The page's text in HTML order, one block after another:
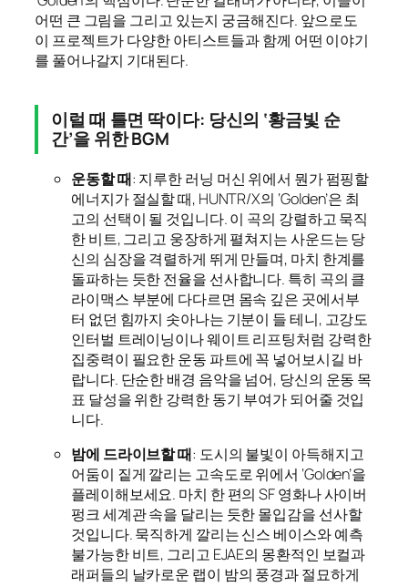
어떤 큰 그림을 그리고 있는지 궁금해진다. 앞으로도
이 프로젝트가 다양한 아티스트들과 함께 어떤 이야기
를 풀어나갈지 기대된다.
이럴 때 틀면 딱이다: 당신의 ‘황금빛 순
간’을 위한 BGM
운동할 때: 지루한 러닝 머신 위에서 뭔가 펌핑할
에너지가 절실할 때, HUNTR/X의 ‘Golden’은 최
고의 선택이 될 것입니다. 이 곡의 강렬하고 묵직
한 비트, 그리고 웅장하게 펼쳐지는 사운드는 당
신의 심장을 격렬하게 뛰게 만들며, 마치 한계를
돌파하는 듯한 전율을 선사합니다. 특히 곡의 클
라이맥스 부분에 다다르면 몸속 깊은 곳에서부
터 없던 힘까지 솟아나는 기분이 들 테니, 고강도
인터벌 트레이닝이나 웨이트 리프팅처럼 강력한
집중력이 필요한 운동 파트에 꼭 넣어보시길 바
랍니다. 단순한 배경 음악을 넘어, 당신의 운동 목
표 달성을 위한 강력한 동기 부여가 되어줄 것입
니다.
밤에 드라이브할 때: 도시의 불빛이 아득해지고
어둠이 짙게 깔리는 고속도로 위에서 ‘Golden’을
플레이해보세요. 마치 한 편의 SF 영화나 사이버
펑크 세계관 속을 달리는 듯한 몰입감을 선사할
것입니다. 묵직하게 깔리는 신스 베이스와 예측
불가능한 비트, 그리고 EJAE의 몽환적인 보컬과
래퍼들의 날카로운 랩이 밤의 풍경과 절묘하게